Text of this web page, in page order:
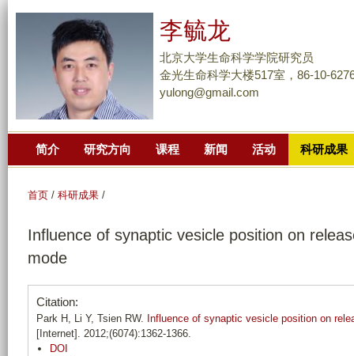
页
主
要
分
李毓龙
北京大学生命科学学院研究员
金光生命科学大楼517室，86-10-
yulong@gmail.com
简介 研究方向 课程 新闻 活动 科研成果
首页 / 科研成果 /
Influence of synaptic vesicle position on
mode
Citation:
Park H, Li Y, Tsien RW. Influence of synaptic vesicle position on
[Internet]. 2012;(6074):1362-1366.
DOI